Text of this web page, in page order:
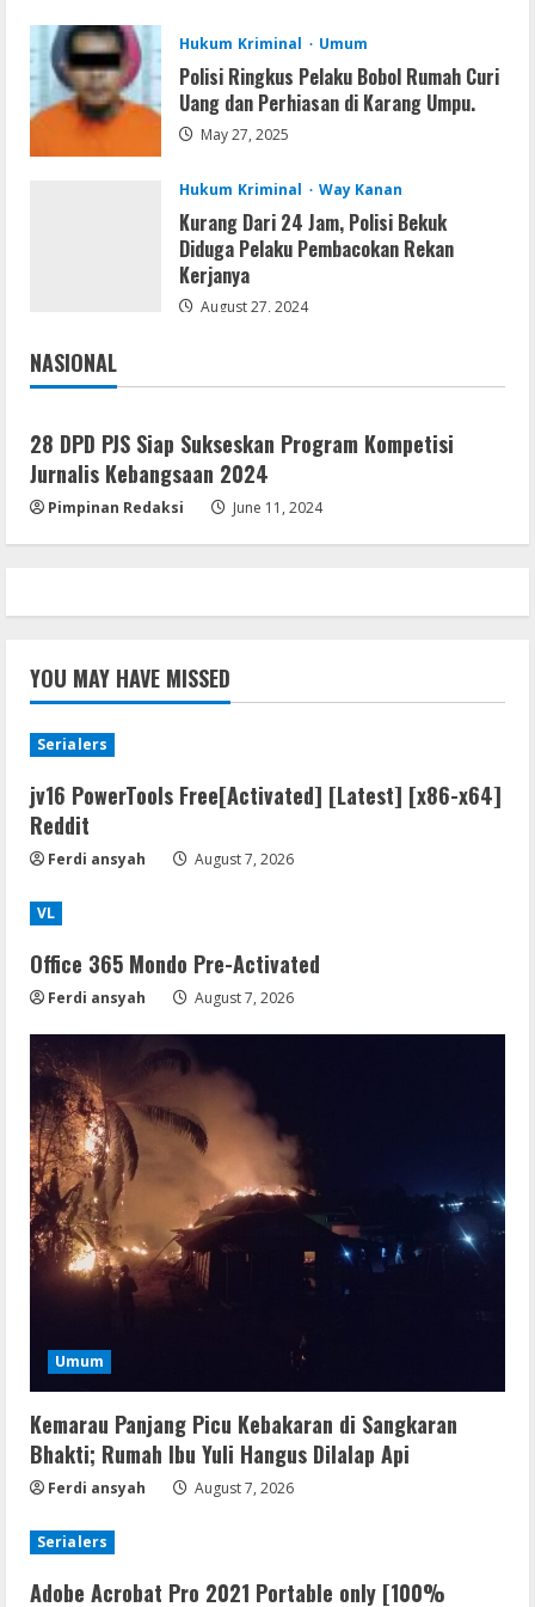
VL
Office 2021 Home & Student 64 bit ISO
Image .tоr𝚛еnt
August 7, 2026
Hukum Kriminal Umum
Polisi Ringkus Pelaku Bobol Rumah Curi
Uang dan Perhiasan di Karang Umpu.
May 27, 2025
Hukum Kriminal Way Kanan
Kurang Dari 24 Jam, Polisi Bekuk
Diduga Pelaku Pembacokan Rekan
Kerjanya
August 27, 2024
NASIONAL
Jakarta
28 DPD PJS Siap Sukseskan Program Kompetisi
Jurnalis Kebangsaan 2024
Pimpinan Redaksi June 11, 2024
YOU MAY HAVE MISSED
Serialers
jv16 PowerTools Free[Activated] [Latest] [x86-x64]
Reddit
Ferdi ansyah August 7, 2026
VL
Office 365 Mondo Pre-Activated
Ferdi ansyah August 7, 2026
Umum
Kemarau Panjang Picu Kebakaran di Sangkaran
Bhakti; Rumah Ibu Yuli Hangus Dilalap Api
Ferdi ansyah August 7, 2026
Serialers
Adobe Acrobat Pro 2021 Portable only [100%